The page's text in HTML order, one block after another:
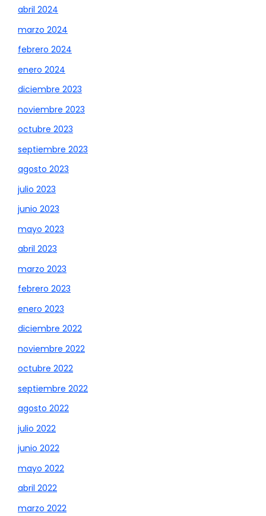
abril 2024
marzo 2024
febrero 2024
enero 2024
diciembre 2023
noviembre 2023
octubre 2023
septiembre 2023
agosto 2023
julio 2023
junio 2023
mayo 2023
abril 2023
marzo 2023
febrero 2023
enero 2023
diciembre 2022
noviembre 2022
octubre 2022
septiembre 2022
agosto 2022
julio 2022
junio 2022
mayo 2022
abril 2022
marzo 2022